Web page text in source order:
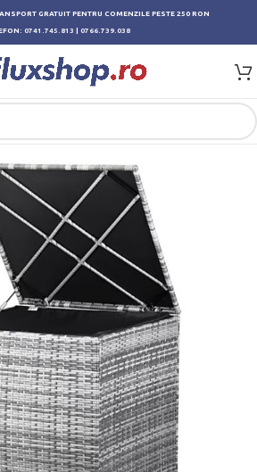
GRATUIT PENTRU COMENZILE PESTE 250 RON
0741.745.813 0766.739.038